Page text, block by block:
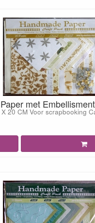
met
20 CM Voor scrapbooking